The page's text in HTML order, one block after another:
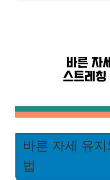
바른 자세 유
법